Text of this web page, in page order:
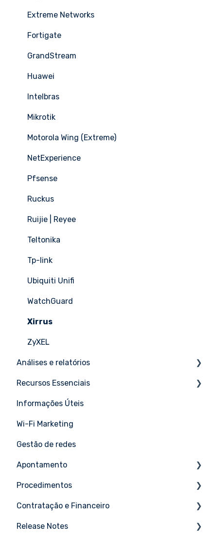
Extreme Networks
Fortigate
GrandStream
Huawei
Intelbras
Mikrotik
Motorola Wing (Extreme)
NetExperience
Pfsense
Ruckus
Ruijie | Reyee
Teltonika
Tp-link
Ubiquiti Unifi
WatchGuard
Xirrus
ZyXEL
Análises e relatórios
Tutoriais
Recursos Essenciais
Tutoriais
Informações Úteis
Wi-Fi Marketing
Gestão de redes
Apontamento
Tutoriais
Procedimentos
Tutoriais
Contratação e Financeiro
Tutoriais
Release Notes